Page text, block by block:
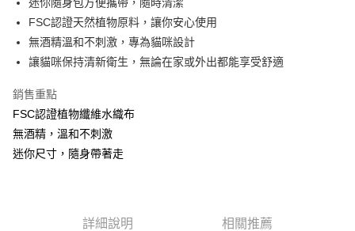
悠遊付
ATM付款
運送方式
宅配
每筆NT$100，滿NT$899(含以上)免運費
FSC認證天然植物原料，讓你安心使用
無酒精溫和不刺激，專為貓咪設計
讓貓咪保持清新衛生，無論在家或外出都能享受舒適
銷售重點
FSC認證植物纖維水織布
無酒精，溫和不刺激
迷你尺寸，隨身帶著走
詳細說明 相關推薦